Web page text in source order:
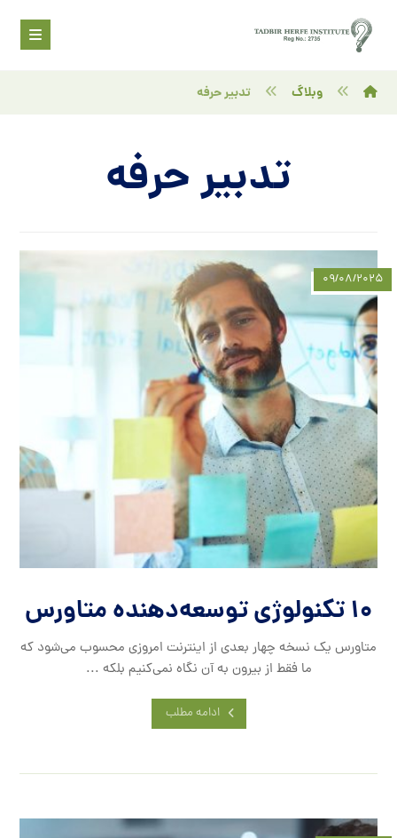
وبلاگ تدبیر حرفه
تدبیر حرفه
۱۰ تکنولوژی‌ توسعه‌دهنده متاورس
۰۹/۰۸/۲۰۲۵
متاورس یک نسخه چهار بعدی از اینترنت امروزی محسوب می‌شود که
ما فقط از بیرون به آن نگاه نمی‌کنیم بلکه ...
ادامه مطلب